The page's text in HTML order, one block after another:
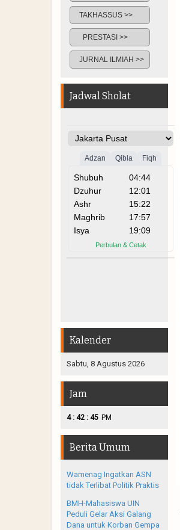
TAKHASSUS >>
PRESTASI >>
JURNAL ILMIAH >>
Jadwal Sholat
Kalender
Sabtu, 8 Agustus 2026
Jam
4: 42 : 46 PM
Berita Umum
Wamenag Ingatkan ASN
tidak Terlibat Politik Praktis
BMH-Mahasiswa UIN
Peduli Gelar Aksi Galang
Dana untuk Korban Gempa